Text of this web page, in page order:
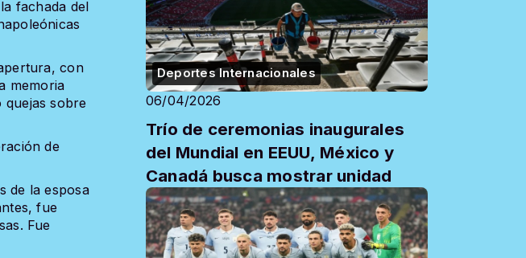
fachada del
con
memoria
sobre
de
de la esposa
fue
Fue
Deportes Internacionales
06/04/2026
Trío de ceremonias inaugurales
del Mundial en EEUU, México y
Canadá busca mostrar unidad